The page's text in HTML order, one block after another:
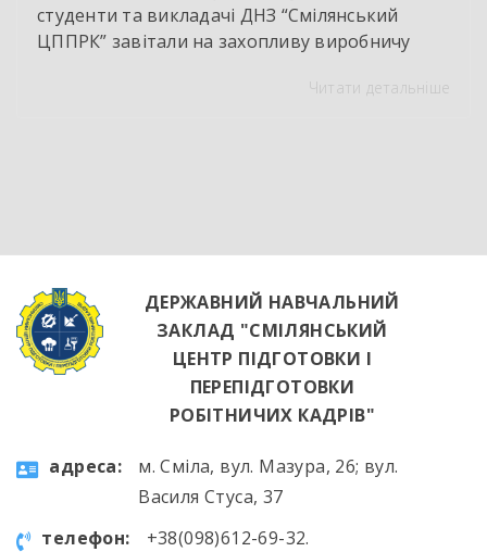
студенти та викладачі ДНЗ “Смілянський
ЦППРК” завітали на захопливу виробничу
НВК “Лідер”. Світлі кахлі, інноваційне
висококваліфікованих майбутніх фахівцях. […]
Читати детальніше
ДЕРЖАВНИЙ НАВЧАЛЬНИЙ
ЗАКЛАД "СМІЛЯНСЬКИЙ
ЦЕНТР ПІДГОТОВКИ І
ПЕРЕПІДГОТОВКИ
РОБІТНИЧИХ КАДРІВ"
aдресa:
м. Сміла, вул. Мазура, 26; вул.
Василя Стуса, 37
телефон:
+38(098)612-69-32.